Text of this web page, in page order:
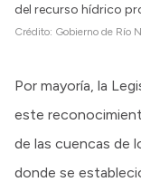
del recurso hídrico
Crédito: Gobierno de Río
Por mayoría, la
este
de las cuencas de
donde se